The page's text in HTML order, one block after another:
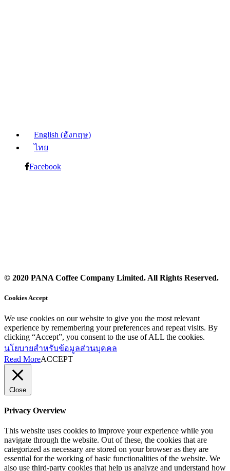
English (อังกฤษ)
ไทย
Facebook
© 2020 PANA Coffee Company Limited. All Rights Reserved.
Cookies Accept
We use cookies on our website to give you the most relevant
experience by remembering your preferences and repeat visits. By
clicking “Accept”, you consent to the use of ALL the cookies.
นโยบายสำหรับข้อมูลส่วนบุคคล
Read MoreACCEPT
Close
Privacy Overview
This website uses cookies to improve your experience while you
navigate through the website. Out of these, the cookies that are
categorized as necessary are stored on your browser as they are
essential for the working of basic functionalities of the website. We
also use third-party cookies that help us analyze and understand how